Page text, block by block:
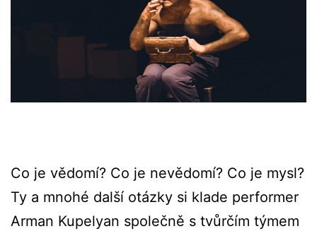
Co je vědomí? Co je nevědomí? Co je mysl?
Ty a mnohé další otázky si klade performer
Arman Kupelyan společně s tvůrčím týmem